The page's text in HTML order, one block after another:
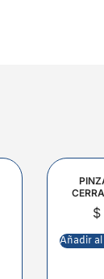
$
Añadir